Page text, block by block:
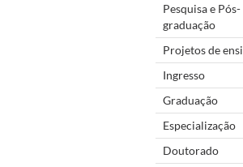
Pesquisa e Pós-
graduação
Projetos de
Ingresso
Graduação
Especialização
Doutorado